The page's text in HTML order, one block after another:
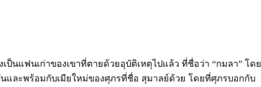
นแฟนเก่าของเขาที่ตายด้วยอุบัติเหตุไปแล้ว ที่ชื่อว่า “กมลา” โดย
และพร้อมกับเมียใหม่ของศุภรที่ชื่อ สุมาลย์ด้วย โดยที่ศุภรบอกกับ